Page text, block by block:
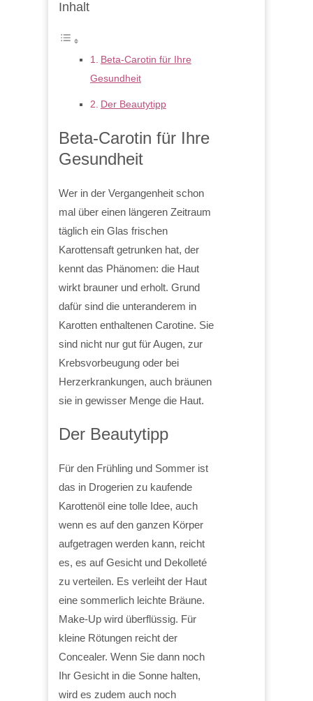
Inhalt
Beta-Carotin für Ihre
Gesundheit
Der Beautytipp
Beta-Carotin für Ihre
Gesundheit
Wer in der Vergangenheit schon
mal über einen längeren Zeitraum
täglich ein Glas frischen
Karottensaft getrunken hat, der
kennt das Phänomen: die Haut
wirkt brauner und erholt. Grund
dafür sind die unteranderem in
Karotten enthaltenen Carotine. Sie
sind nicht nur gut für Augen, zur
Krebsvorbeugung oder bei
Herzerkrankungen, auch bräunen
sie in gewisser Menge die Haut.
Der Beautytipp
Für den Frühling und Sommer ist
das in Drogerien zu kaufende
Karottenöl eine tolle Idee, auch
wenn es auf den ganzen Körper
aufgetragen werden kann, reicht
es, es auf Gesicht und Dekolleté
zu verteilen. Es verleiht der Haut
eine sommerlich leichte Bräune.
Make-Up wird überflüssig. Für
kleine Rötungen reicht der
Concealer. Wenn Sie dann noch
Ihr Gesicht in die Sonne halten,
wird es zudem auch noch